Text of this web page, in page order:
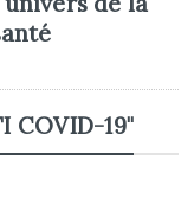
COVID-19"